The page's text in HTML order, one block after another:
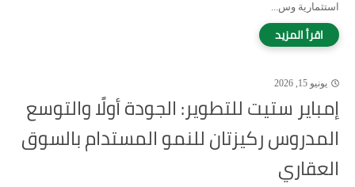
استثمارية وس...
يونيو 15, 2026
إمباير ستيت للتطوير: الجودة أولًا والتوسع
المدروس ركيزتان للنمو المستدام بالسوق
العقاري